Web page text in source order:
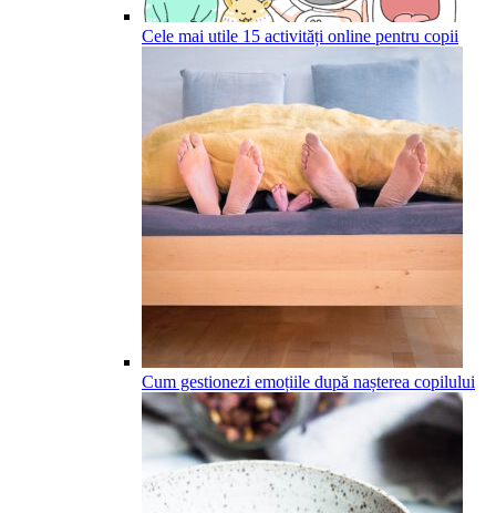
Cele mai utile 15 activități online pentru copii
Cum gestionezi emoțiile după nașterea copilului